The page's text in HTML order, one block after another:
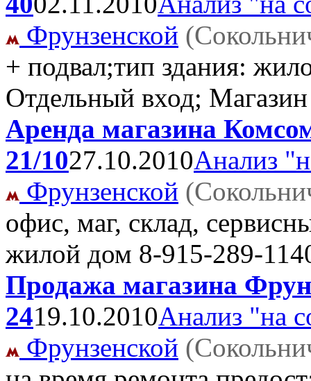
Фрунзенской
+ подвал;тип здания:
Отдельный вход;
Аренда магазина
21/1027.10.2010Анализ
Фрунзенской
офис, маг, склад,
жилой дом 8-915-289-
Продажа магазина
2419.10.2010Анализ "на
Фрунзенской